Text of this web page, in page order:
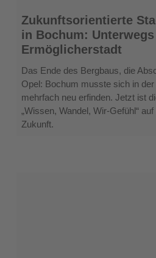
Zukunftsorientierte
Stadtentwicklung
in
Bochum:
Unterwegs
der
Ermöglicherstadt
Zukunftsorientierte
in Bochum:
Ermöglicherstadt
Das Ende des Bergbaus, die
Opel: Bochum musste sich in
mehrfach neu erfinden. Jetzt ist
„Wissen, Wandel, Wir-Gefühl“
Zukunft.